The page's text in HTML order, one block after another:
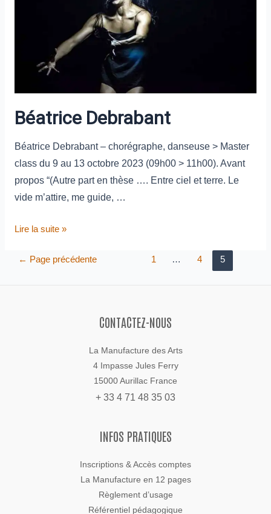
Béatrice Debrabant
Béatrice Debrabant – chorégraphe, danseuse > Master
class du 9 au 13 octobre 2023 (09h00 > 11h00). Avant
propos “(Autre part en thèse …. Entre ciel et terre. Le
vide m’attire, me guide, …
Lire la suite »
← Page précédente 1 … 4 5
CONTACTEZ-NOUS
La Manufacture des Arts
4 Impasse Jules Ferry
15000 Aurillac France
+ 33 4 71 48 35 03
INFOS PRATIQUES
Inscriptions & Accès comptes
La Manufacture en 12 pages
Règlement d’usage
Référentiel pédagogique